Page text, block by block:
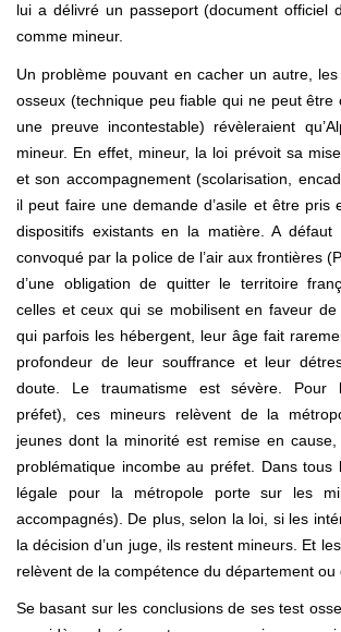
lui a délivré un passeport (document officiel
comme mineur.
Un problème pouvant en cacher un autre,
osseux (technique peu fiable qui ne peut être
une preuve incontestable) révèleraient
mineur. En effet, mineur, la loi prévoit sa
et son accompagnement (scolarisation,
il peut faire une demande d’asile et être pris
dispositifs existants en la matière. A
convoqué par la police de l’air aux frontières
d’une obligation de quitter le territoire
celles et ceux qui se mobilisent en faveur
qui parfois les hébergent, leur âge fait
profondeur de leur souffrance et leur
doute. Le traumatisme est sévère. Pour
préfet), ces mineurs relèvent de la
jeunes dont la minorité est remise en
problématique incombe au préfet. Dans tous
légale pour la métropole porte sur les
accompagnés). De plus, selon la loi, si les
la décision d’un juge, ils restent mineurs. Et
relèvent de la compétence du département ou
Se basant sur les conclusions de ses test